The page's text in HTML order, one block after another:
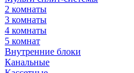
2 комнаты
3 комнаты
4 комнаты
5 комнат
Внутренние блоки
Канальные